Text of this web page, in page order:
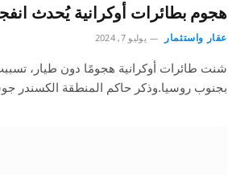
هجوم بطائرات أوكرانية يُحدث
عقار واستثمار يوليو 7, 2024
شنت طائرات أوكرانية هجومًا دون طيار،
بجنوب روسيا.وذكر حاكم المنطقة الكسندر